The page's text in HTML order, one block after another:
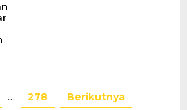
… 278 Berikutnya